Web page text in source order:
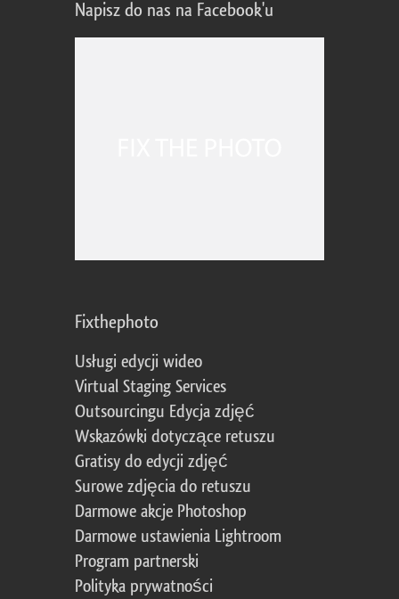
Napisz do nas na Facebook'u
Fixthephoto
Usługi edycji wideo
Virtual Staging Services
Outsourcingu Edycja zdjęć
Wskazówki dotyczące retuszu
Gratisy do edycji zdjęć
Surowe zdjęcia do retuszu
Darmowe akcje Photoshop
Darmowe ustawienia Lightroom
Program partnerski
Polityka prywatności